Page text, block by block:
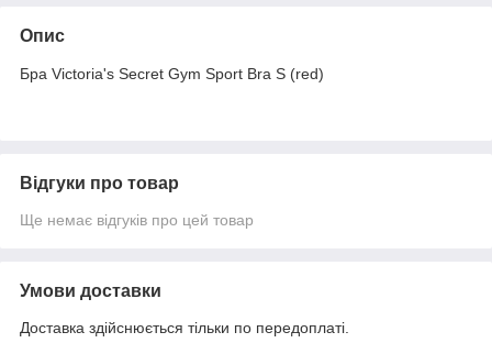
Опис
Бра Victoria's Secret Gym Sport Bra S (red)
Відгуки про товар
Ще немає відгуків про цей товар
Умови доставки
Доставка здійснюється тільки по передоплаті.